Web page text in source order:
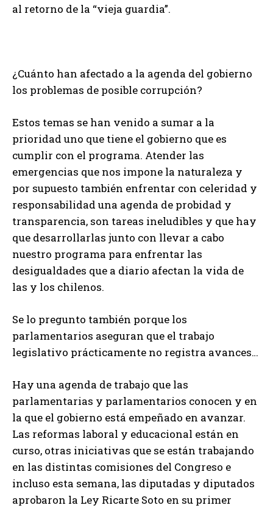
al retorno de la “vieja guardia”.
¿Cuánto han afectado a la agenda del gobierno
los problemas de posible corrupción?
Estos temas se han venido a sumar a la
prioridad uno que tiene el gobierno que es
cumplir con el programa. Atender las
emergencias que nos impone la naturaleza y
por supuesto también enfrentar con celeridad y
responsabilidad una agenda de probidad y
transparencia, son tareas ineludibles y que hay
que desarrollarlas junto con llevar a cabo
nuestro programa para enfrentar las
desigualdades que a diario afectan la vida de
las y los chilenos.
Se lo pregunto también porque los
parlamentarios aseguran que el trabajo
legislativo prácticamente no registra avances…
Hay una agenda de trabajo que las
parlamentarias y parlamentarios conocen y en
la que el gobierno está empeñado en avanzar.
Las reformas laboral y educacional están en
curso, otras iniciativas que se están trabajando
en las distintas comisiones del Congreso e
incluso esta semana, las diputadas y diputados
aprobaron la Ley Ricarte Soto en su primer